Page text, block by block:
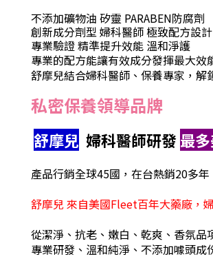
不添加礦物油 矽靈 PARABEN防腐劑
創新成分劑型 婦科醫師 極致配方設計
專業驗證 精準提升效能 溫和淨護
專業的配方能讓有效成分發揮最大效
舒摩兒結合婦科醫師、保養專家，解
私密保養領導品牌
舒摩兒 婦科醫師研發最
產品行銷全球45國，在台熱銷20多
舒摩兒 來自美國Fleet百年大藥廠，
從潔淨、抗老、嫩白、乾爽、香氛
專業研發、溫和純淨、不添加噱頭